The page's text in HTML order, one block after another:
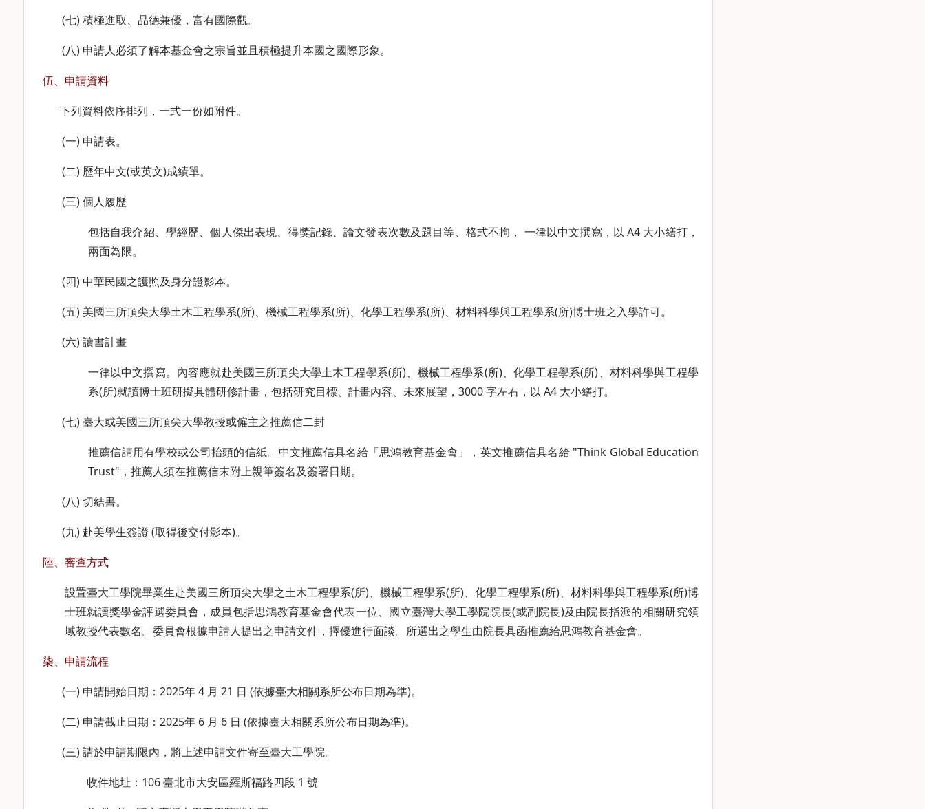
(七) 積極進取、品德兼優，富有國際觀。
(八) 申請人必須了解本基金會之宗旨並且積極提升本國之國際形象。
伍、申請資料
下列資料依序排列，一式一份如附件。
(一) 申請表。
(二) 歷年中文(或英文)成績單。
(三) 個人履歷
包括自我介紹、學經歷、個人傑出表現、得獎記錄、論文發表次數及題目等、格式不拘， 一律以中文撰寫，以 A4 大小繕打，
兩面為限。
(四) 中華民國之護照及身分證影本。
(五) 美國三所頂尖大學土木工程學系(所)、機械工程學系(所)、化學工程學系(所)、材料科學與工程學系(所)博士班之入學許可。
(六) 讀書計畫
一律以中文撰寫。內容應就赴美國三所頂尖大學土木工程學系(所)、機械工程學系(所)、化學工程學系(所)、材料科學與工程學
系(所)就讀博士班研擬具體研修計畫，包括研究目標、計畫內容、未來展望，3000 字左右，以 A4 大小繕打。
(七) 臺大或美國三所頂尖大學教授或僱主之推薦信二封
推薦信請用有學校或公司抬頭的信紙。中文推薦信具名給「思鴻教育基金會」，英文推薦信具名給 "Think Global Education
Trust"，推薦人須在推薦信末附上親筆簽名及簽署日期。
(八) 切結書。
(九) 赴美學生簽證 (取得後交付影本)。
陸、審查方式
設置臺大工學院畢業生赴美國三所頂尖大學之土木工程學系(所)、機械工程學系(所)、化學工程學系(所)、材料科學與工程學系(所)博
士班就讀獎學金評選委員會，成員包括思鴻教育基金會代表一位、國立臺灣大學工學院院長(或副院長)及由院長指派的相關研究領
域教授代表數名。委員會根據申請人提出之申請文件，擇優進行面談。所選出之學生由院長具函推薦給思鴻教育基金會。
柒、申請流程
(一) 申請開始日期：2025年 4 月 21 日 (依據臺大相關系所公布日期為準)。
(二) 申請截止日期：2025年 6 月 6 日 (依據臺大相關系所公布日期為準)。
(三) 請於申請期限內，將上述申請文件寄至臺大工學院。
收件地址：106 臺北市大安區羅斯福路四段 1 號